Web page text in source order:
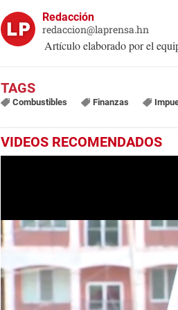
Redacción
redaccion@laprensa.hn
Artículo elaborado por el
Combustibles Finanzas
VIDEOS RECOMENDADOS